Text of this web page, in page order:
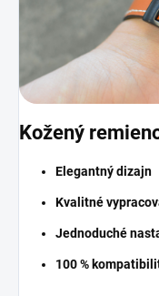
Kožený
Elegantný dizajn
Kvalitné
Jednoduché
100 %